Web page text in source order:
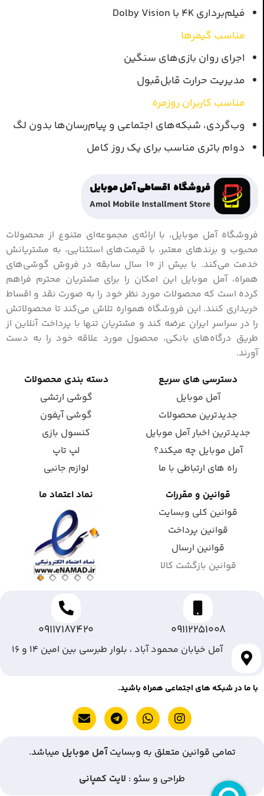
فیلم‌برداری 4K با Dolby Vision
مناسب گیمرها
اجرای روان بازی‌های سنگین
مدیریت حرارت قابل‌قبول
مناسب کاربران روزمره
وب‌گردی، شبکه‌های اجتماعی و پیام‌رسان‌ها بدون لگ
دوام باتری مناسب برای یک روز کامل
فروشگاه آمل موبایل، با ارائه‌ی مجموعه‌ای متنوع از محصولات
محبوب و برندهای معتبر، با قیمت‌های استثنایی، به مشتریانش
خدمت می‌کند. با بیش از 10 سال سابقه در فروش گوشی‌های
همراه، آمل موبایل این امکان را برای مشتریان محترم فراهم
کرده است که محصولات مورد نظر خود را به صورت نقد و اقساط
خریداری کنند. این فروشگاه همواره تلاش می‌کند تا محصولاتش
را در سراسر ایران عرضه کند و مشتریان تنها با پرداخت آنلاین از
طریق درگاه‌های بانکی، محصول مورد علاقه خود را به دست
آورند.
دسترسی های سریع
آمل موبایل
جدیدترین محصولات
جدیدترین اخبار آمل موبایل
آمل موبایل چه میکند؟
راه های ارتباطی با ما
دسته بندی محصولات
گوشی ارتشی
گوشی آیفون
کنسول بازی
لپ تاپ
لوازم جانبی
قوانین و مقررات
قوانین کلی وبسایت
قوانین پرداخت
قوانین ارسال
قوانین بازگشت کالا
نماد اعتماد ما
09112251008
09117187420
آمل خیابان محمود آباد ، بلوار طبرسی بین امین ۱۴ و ۱۶
با ما در شبکه های اجتماعی همراه باشید.
تمامی قوانین متعلق به وبسایتآمل موبایل میباشد.
طراحی و سئو : لایت کمپانی